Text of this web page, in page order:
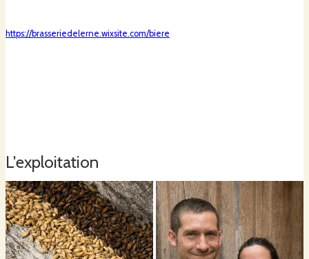
https://brasseriedelerne.wixsite.com/biere
L'exploitation